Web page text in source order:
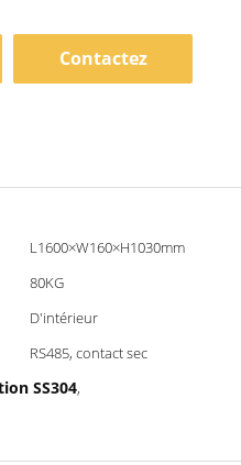
Contactez
L1600×W160×H1030mm
80KG
D'intérieur
RS485, contact sec
SS304,